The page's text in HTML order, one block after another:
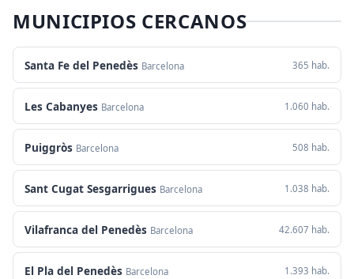
MUNICIPIOS CERCANOS
Santa Fe del Penedès Barcelona 365 hab.
Les Cabanyes Barcelona 1.060 hab.
Puiggròs Barcelona 508 hab.
Sant Cugat Sesgarrigues Barcelona 1.038 hab.
Vilafranca del Penedès Barcelona 42.607 hab.
El Pla del Penedès Barcelona 1.393 hab.